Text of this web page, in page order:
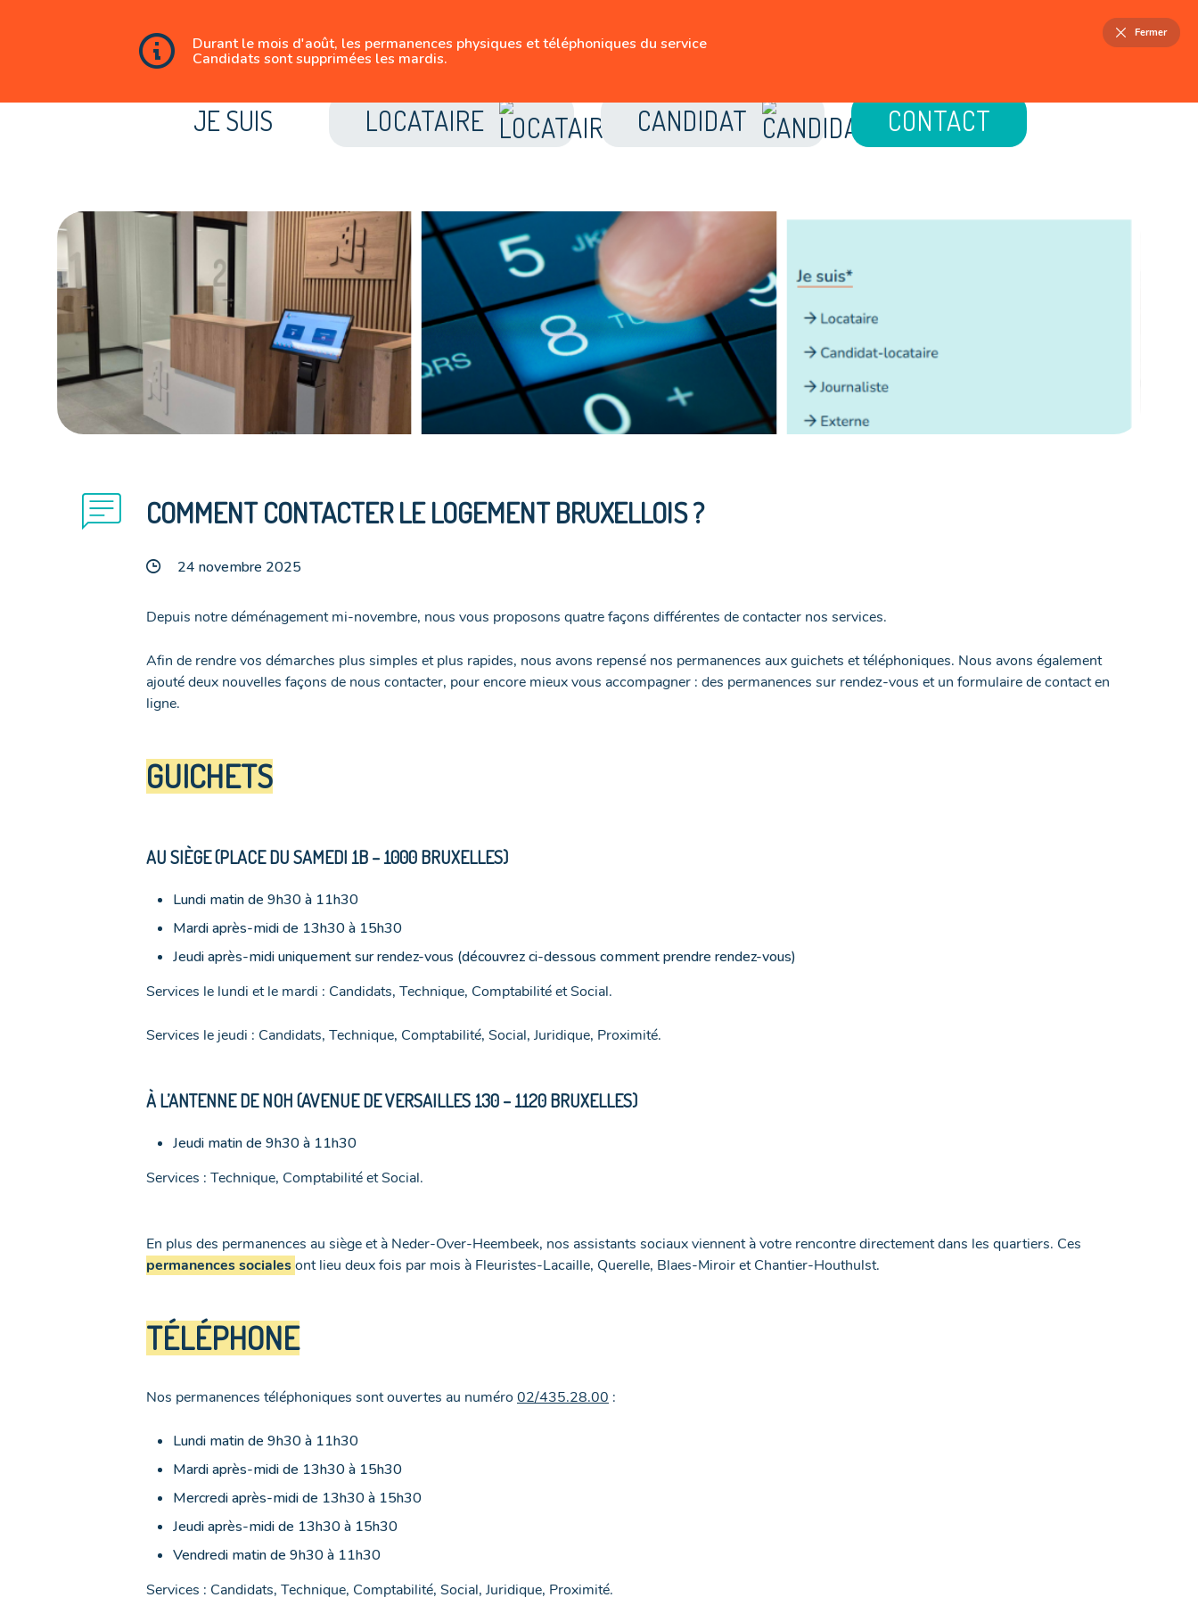
Durant le mois d'août, les permanences physiques et téléphoniques du service
Candidats sont supprimées les mardis.
Fermer
JE SUIS LOCATAIRE CANDIDAT CONTACT
chat COMMENT CONTACTER LE LOGEMENT BRUXELLOIS ?
24 novembre 2025
Depuis notre déménagement mi-novembre, nous vous proposons quatre façons différentes de contacter nos services.
Afin de rendre vos démarches plus simples et plus rapides, nous avons repensé nos permanences aux guichets et téléphoniques. Nous avons également
ajouté deux nouvelles façons de nous contacter, pour encore mieux vous accompagner : des permanences sur rendez-vous et un formulaire de contact en
ligne.
GUICHETS
AU SIÈGE (PLACE DU SAMEDI 1B – 1000 BRUXELLES)
Lundi matin de 9h30 à 11h30
Mardi après-midi de 13h30 à 15h30
Jeudi après-midi uniquement sur rendez-vous (découvrez ci-dessous comment prendre rendez-vous)
Services le lundi et le mardi : Candidats, Technique, Comptabilité et Social.
Services le jeudi : Candidats, Technique, Comptabilité, Social, Juridique, Proximité.
À L’ANTENNE DE NOH (AVENUE DE VERSAILLES 130 – 1120 BRUXELLES)
Jeudi matin de 9h30 à 11h30
Services : Technique, Comptabilité et Social.
En plus des permanences au siège et à Neder-Over-Heembeek, nos assistants sociaux viennent à votre rencontre directement dans les quartiers. Ces
permanences socialesont lieu deux fois par mois à Fleuristes-Lacaille, Querelle, Blaes-Miroir et Chantier-Houthulst.
TÉLÉPHONE
Nos permanences téléphoniques sont ouvertes au numéro 02/435.28.00 :
Lundi matin de 9h30 à 11h30
Mardi après-midi de 13h30 à 15h30
Mercredi après-midi de 13h30 à 15h30
Jeudi après-midi de 13h30 à 15h30
Vendredi matin de 9h30 à 11h30
Services : Candidats, Technique, Comptabilité, Social, Juridique, Proximité.